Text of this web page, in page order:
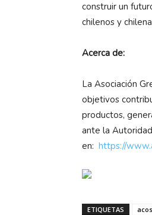
construir un
chilenos y
Acerca de:
La Asociación
objetivos
productos,
ante la
en: https://
ETIQUETAS